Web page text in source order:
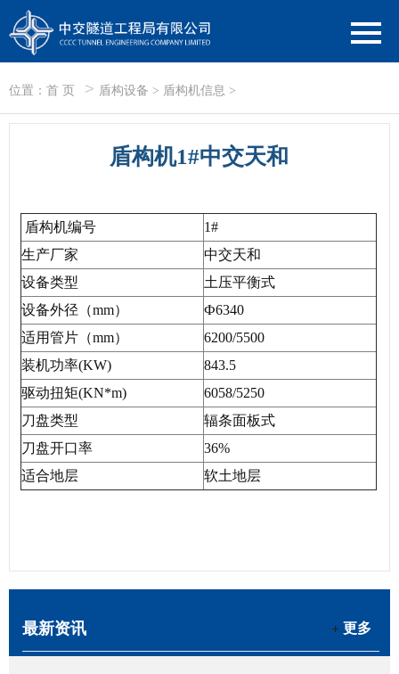
位置： 首 页 > 盾构设备 > 盾构机信息 >
盾构机1#中交天和
盾构机编号
1#
生产厂家
中交天和
设备类型
土压平衡式
设备外径（mm）
Ф6340
适用管片（mm）
6200/5500
装机功率(KW)
843.5
驱动扭矩(KN*m)
6058/5250
刀盘类型
辐条面板式
刀盘开口率
36%
适合地层
软土地层
更多
最新资讯